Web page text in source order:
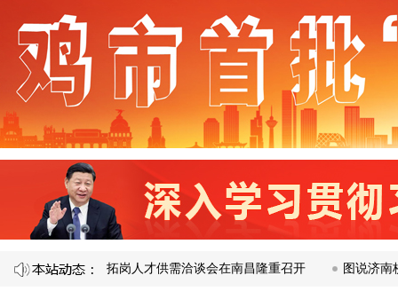
合作暨访企拓岗人才供需洽谈会在南昌隆重召开​ 图说济南校企